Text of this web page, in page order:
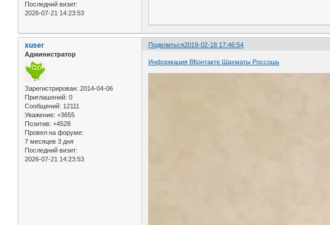
Последний визит:
2026-07-21 14:23:53
Поделиться2019-02-18 17:46:54
xuser
Администратор
Зарегистрирован: 2014-04-06
Приглашений: 0
Сообщений: 12111
Уважение: +3655
Позитив: +4528
Провел на форуме:
7 месяцев 3 дня
Последний визит:
2026-07-21 14:23:53
Информация ВКонтакте Шахматы Россошь